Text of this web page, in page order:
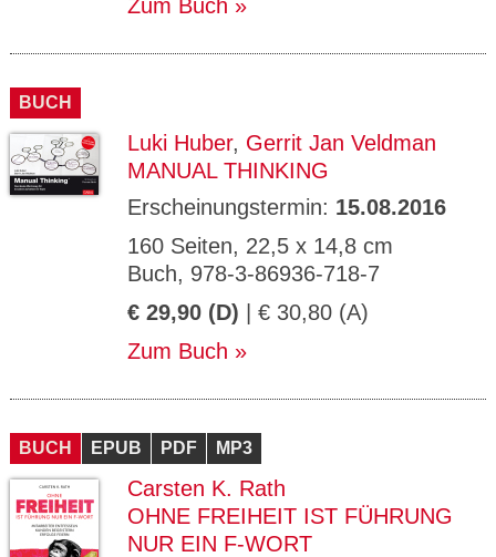
Zum Buch
BUCH
Luki Huber, Gerrit Jan Veldman
MANUAL THINKING
Erscheinungstermin: 15.08.2016
160 Seiten, 22,5 x 14,8 cm
Buch, 978-3-86936-718-7
€ 29,90 (D) | € 30,80 (A)
Zum Buch
BUCH EPUB PDF MP3
Carsten K. Rath
OHNE FREIHEIT IST FÜHRUNG
NUR EIN F-WORT